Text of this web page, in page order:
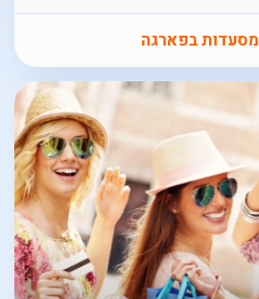
מסעדות בפארגה